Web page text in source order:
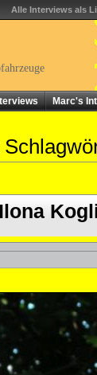
Alle Interviews als
Marc's